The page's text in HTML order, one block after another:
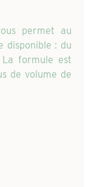
permet au
disponible : du
formule est
de volume de